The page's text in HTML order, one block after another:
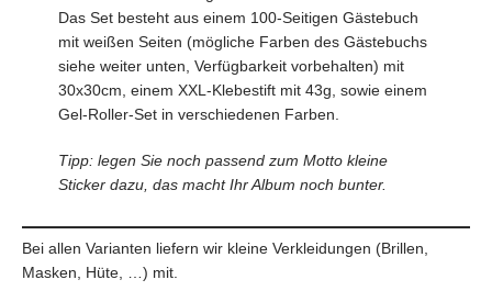
Das Set besteht aus einem 100-Seitigen Gästebuch
mit weißen Seiten (mögliche Farben des Gästebuchs
siehe weiter unten, Verfügbarkeit vorbehalten) mit
30x30cm, einem XXL-Klebestift mit 43g, sowie einem
Gel-Roller-Set in verschiedenen Farben.
Tipp: legen Sie noch passend zum Motto kleine
Sticker dazu, das macht Ihr Album noch bunter.
Bei allen Varianten liefern wir kleine Verkleidungen (Brillen,
Masken, Hüte, …) mit.